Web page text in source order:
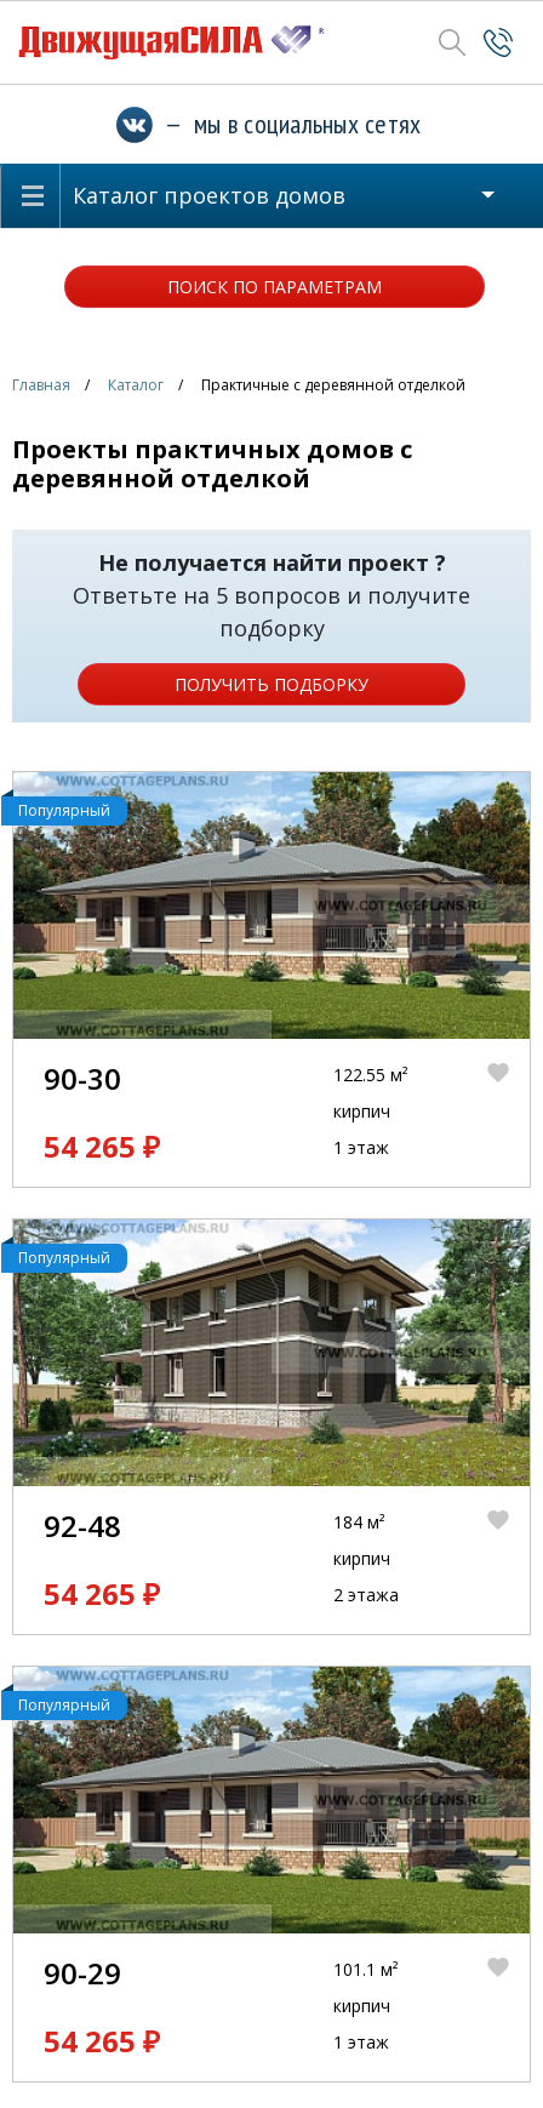
— мы в социальных сетях
Каталог проектов домов
ПОИСК ПО ПАРАМЕТРАМ
Главная Каталог Практичные с деревянной отделкой
Проекты практичных домов с
деревянной отделкой
Не получается найти проект ?
Ответьте на 5 вопросов и получите
подборку
ПОЛУЧИТЬ ПОДБОРКУ
Популярный
90-30
54 265 ₽
122.55 м²
кирпич
1 этаж
Популярный
92-48
54 265 ₽
184 м²
кирпич
2 этажа
Популярный
90-29
54 265 ₽
101.1 м²
кирпич
1 этаж